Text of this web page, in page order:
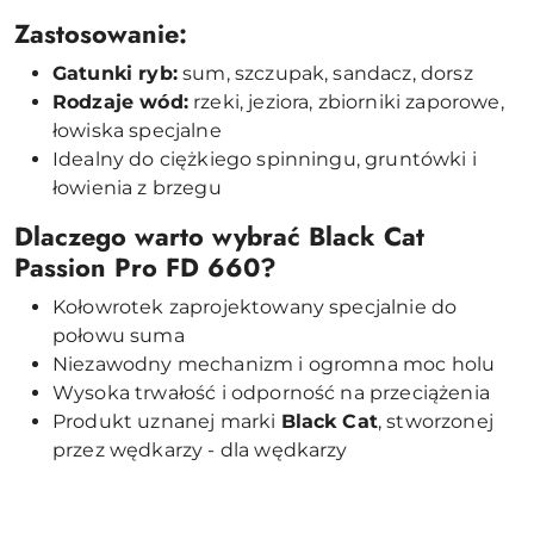
Zastosowanie:
Gatunki ryb:sum, szczupak, sandacz, dorsz
Rodzaje wód:rzeki, jeziora, zbiorniki zaporowe,
łowiska specjalne
Idealny do ciężkiego spinningu, gruntówki i
łowienia z brzegu
Dlaczego warto wybrać Black Cat
Passion Pro FD 660?
Kołowrotek zaprojektowany specjalnie do
połowu suma
Niezawodny mechanizm i ogromna moc holu
Wysoka trwałość i odporność na przeciążenia
Produkt uznanej marki Black Cat, stworzonej
przez wędkarzy - dla wędkarzy